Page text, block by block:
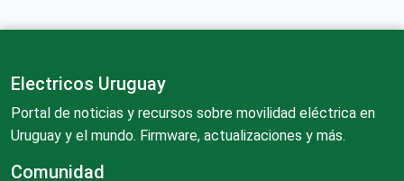
Electricos Uruguay
Portal de noticias y recursos sobre movilidad eléctrica en
Uruguay y el mundo. Firmware, actualizaciones y más.
Comunidad